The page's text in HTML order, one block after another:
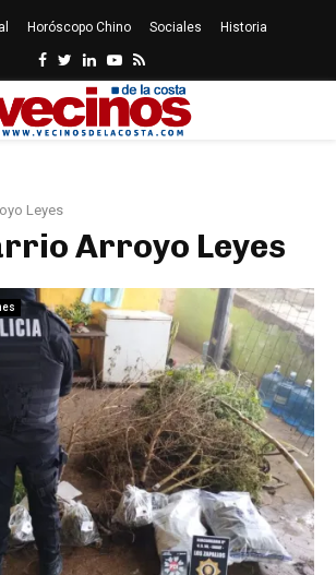
Horóscopo Chino Sociales Historia
Facebook
Twitter
LinkedinYoutube
Rss
Leyes
Arroyo Leyes